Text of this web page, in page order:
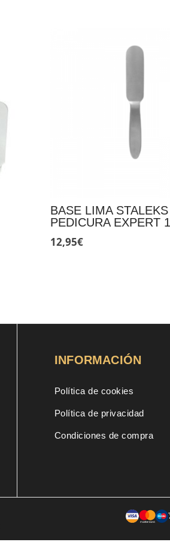
BASE LIMA
PEDICURA EXPERT
12,95€
INFORMACIÓN
Política de cookies
Política de privacidad
Condiciones de compra